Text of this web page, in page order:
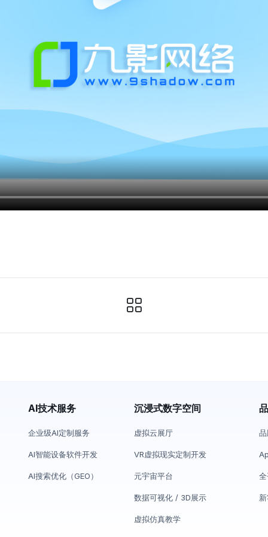
AI技术服务
企业级AI定制服务
AI智能设备软件开发
AI搜索优化（GEO）
沉浸式数字空间
虚拟云展厅
VR虚拟现实定制开发
元宇宙平台
数据可视化 / 3D展示
虚拟仿真教学